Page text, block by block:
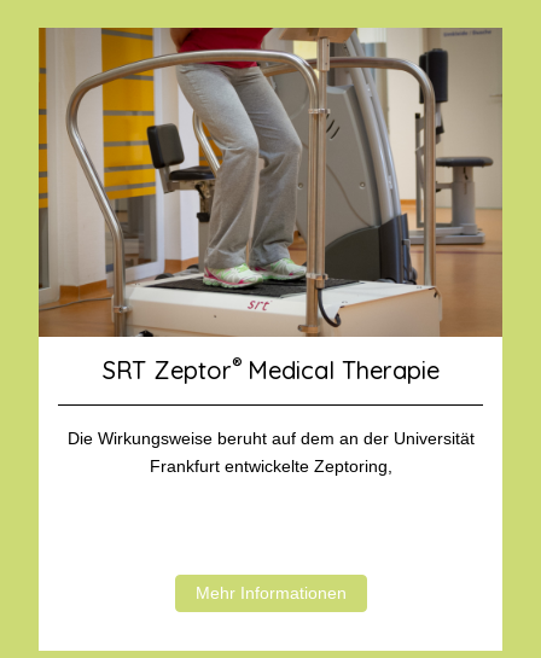
SRT Zeptor® Medical Therapie
Die Wirkungsweise beruht auf dem an der Universität
Frankfurt entwickelte Zeptoring,
Mehr Informationen